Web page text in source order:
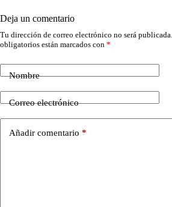
Deja un comentario
Tu dirección de correo electrónico no será publicada.
obligatorios están marcados con *
Nombre
Correo electrónico
Añadir comentario *